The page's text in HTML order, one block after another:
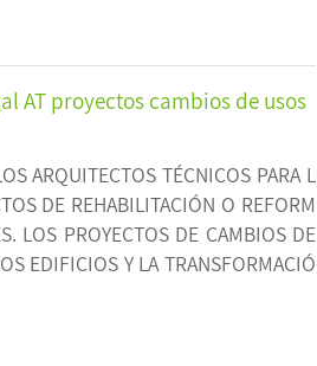
AT proyectos cambios de usos
ARQUITECTOS TÉCNICOS PARA L
DE REHABILITACIÓN O REFORM
LOS PROYECTOS DE CAMBIOS DE
EDIFICIOS Y LA TRANSFORMACIÓ